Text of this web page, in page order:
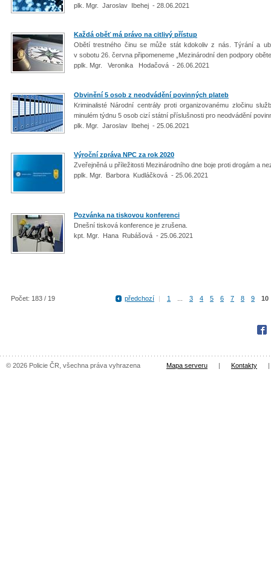
plk. Mgr. Jaroslav Ibehej - 28.06.2021
Každá oběť má právo na citlivý přístup
Obětí trestného činu se může stát kdokoliv z nás. Týrání a
v sobotu 26. června připomeneme „Mezinárodní den podpory
pplk. Mgr. Veronika Hodačová - 26.06.2021
Obvinění 5 osob z neodvádění povinných plateb
Kriminalisté Národní centrály proti organizovanému zločinu
minulém týdnu 5 osob cizí státní příslušnosti pro neodvádění
plk. Mgr. Jaroslav Ibehej - 25.06.2021
Výroční zpráva NPC za rok 2020
Zveřejněná u příležitosti Mezinárodního dne boje proti drogám a
pplk. Mgr. Barbora Kudláčková - 25.06.2021
Pozvánka na tiskovou konferenci
Dnešní tisková konference je zrušena.
kpt. Mgr. Hana Rubášová - 25.06.2021
Počet: 183 / 19 předchozí | 1 3 4 5 6 7 8 9 10
© 2026 Policie ČR, všechna práva vyhrazena Mapa serveru | Kontakty |